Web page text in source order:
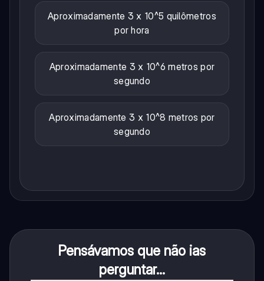
Aproximadamente 3 x 10^5 quilômetros
por hora
Aproximadamente 3 x 10^6 metros por
segundo
Aproximadamente 3 x 10^8 metros por
segundo
Pensávamos que não ias
perguntar...